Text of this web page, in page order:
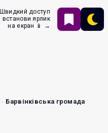
Швидкий доступ
встанови ярлик
на екран 📱 →
Барвінківська громада